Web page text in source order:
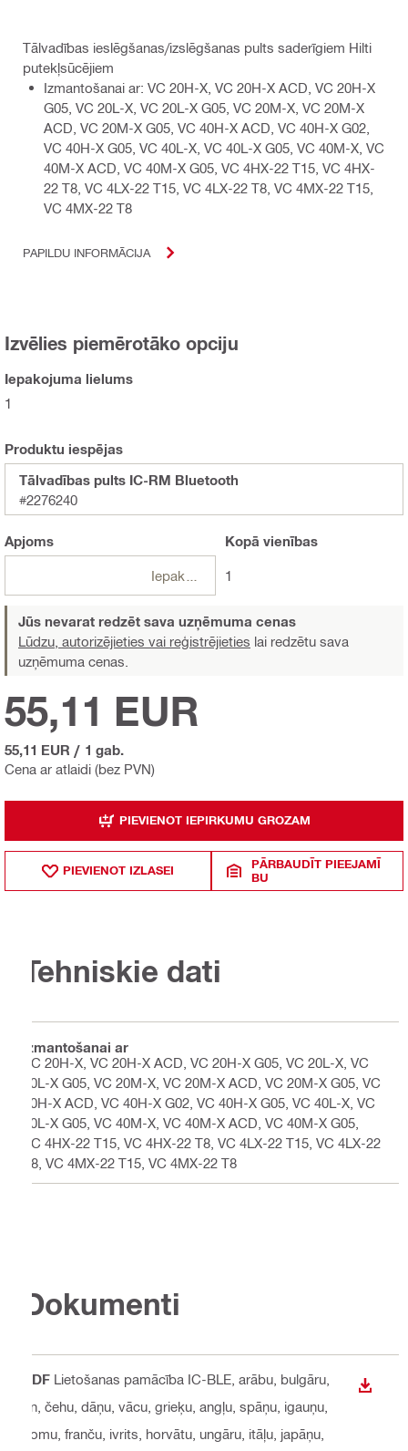
Tālvadības ieslēgšanas/izslēgšanas pults saderīgiem Hilti
putekļsūcējiem
Izmantošanai ar: VC 20H-X, VC 20H-X ACD, VC 20H-X
G05, VC 20L-X, VC 20L-X G05, VC 20M-X, VC 20M-X
ACD, VC 20M-X G05, VC 40H-X ACD, VC 40H-X G02,
VC 40H-X G05, VC 40L-X, VC 40L-X G05, VC 40M-X, VC
40M-X ACD, VC 40M-X G05, VC 4HX-22 T15, VC 4HX-
22 T8, VC 4LX-22 T15, VC 4LX-22 T8, VC 4MX-22 T15,
VC 4MX-22 T8
PAPILDU INFORMĀCIJA
Izvēlies piemērotāko opciju
Iepakojuma lielums
1
Produktu iespējas
Tālvadības pults IC-RM Bluetooth
#2276240
Apjoms Kopā vienības
1
Jūs nevarat redzēt sava uzņēmuma cenas
Lūdzu, autorizējieties vai reģistrējieties lai redzētu sava
uzņēmuma cenas.
Cena ar atlaidi (bez PVN)
55,11 EUR
55,11 EUR / 1 gab.
PIEVIENOT IEPIRKUMU GROZAM
PIEVIENOT IZLASEI
PĀRBAUDĪT PIEEJAMĪ
BU
Tehniskie dati
Izmantošanai ar
VC 20H-X, VC 20H-X ACD, VC 20H-X G05, VC 20L-X, VC
20L-X G05, VC 20M-X, VC 20M-X ACD, VC 20M-X G05, VC
40H-X ACD, VC 40H-X G02, VC 40H-X G05, VC 40L-X, VC
40L-X G05, VC 40M-X, VC 40M-X ACD, VC 40M-X G05,
VC 4HX-22 T15, VC 4HX-22 T8, VC 4LX-22 T15, VC 4LX-22
T8, VC 4MX-22 T15, VC 4MX-22 T8
Dokumenti
PDF Lietošanas pamācība IC-BLE , arābu, bulgāru,
cn, čehu, dāņu, vācu, grieķu, angļu, spāņu, igauņu,
somu, franču, ivrits, horvātu, ungāru, itāļu, japāņu,